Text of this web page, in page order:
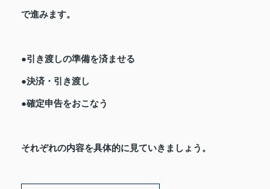
で進みます。
●引き渡しの準備を済ませる
●決済・引き渡し
●確定申告をおこなう
それぞれの内容を具体的に見ていきましょう。